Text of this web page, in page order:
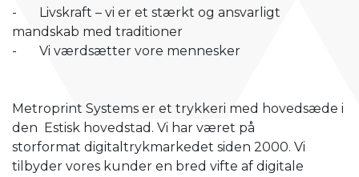
- Livskraft – vi er et stærkt og ansvarligt
mandskab med traditioner
- Vi værdsætter vore mennesker
Metroprint Systems er et trykkeri med hovedsæde i
den Estisk hovedstad. Vi har været på
storformat digitaltrykmarkedet siden 2000. Vi
tilbyder vores kunder en bred vifte af digitale